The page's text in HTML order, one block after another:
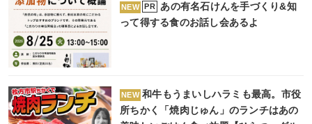
NEW PR
あの有名石けんを手づくり&知
って得する食のお話し会あるよ
NEW 和牛もうまいしハラミも最高。市役
所ちかく「焼肉じゅん」のランチはあの